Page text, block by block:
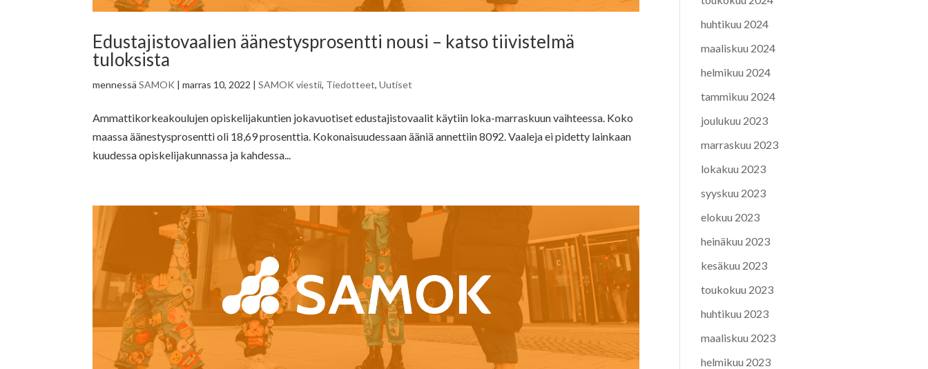
Edustajistovaalien äänestysprosentti nousi – katso tiivistelmä
tuloksista
mennessäSAMOK |marras 10, 2022 |SAMOK viestii, Tiedotteet,Uutiset
Ammattikorkeakoulujen opiskelijakuntien jokavuotiset edustajistovaalit käytiin loka-marraskuun vaihteessa. Koko
maassa äänestysprosentti oli 18,69 prosenttia. Kokonaisuudessaan ääniä annettiin 8092. Vaaleja ei pidetty lainkaan
kuudessa opiskelijakunnassa ja kahdessa...
huhtikuu 2024
maaliskuu 2024
helmikuu 2024
tammikuu 2024
joulukuu 2023
marraskuu 2023
lokakuu 2023
syyskuu 2023
elokuu 2023
heinäkuu 2023
kesäkuu 2023
toukokuu 2023
huhtikuu 2023
maaliskuu 2023
helmikuu 2023